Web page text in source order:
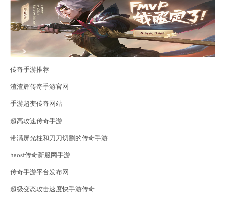
传奇手游推荐
渣渣辉传奇手游官网
手游超变传奇网站
超高攻速传奇手游
带满屏光柱和刀刀切割的传奇手游
haosf传奇新服网手游
传奇手游平台发布网
超级变态攻击速度快手游传奇